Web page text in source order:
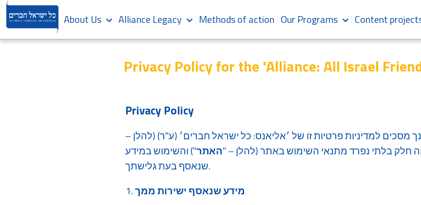
About Us Alliance Legacy Methods of action Our Programs Content
Privacy Policy for the 'Alliance: All Israel
Privacy Policy
למדיניות פרטיות זו של ׳אליאנס: כל ישראל חברים׳ (ע"ר) (להלן –
חלק בלתי נפרד מתנאי השימוש באתר (להלן – "האתר") והשימוש במידע
שנאסף בעת גלישתך.
מידע שנאסף ישירות ממך